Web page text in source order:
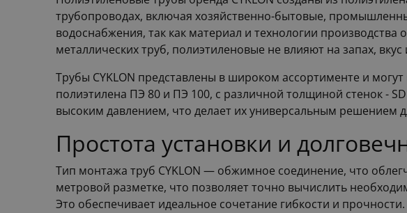
трубопроводах, включая хозяйственно-бытовые,
водоснабжения, так как материал и технологии
металлических труб, полиэтиленовые не влияют на запах, вкус
Трубы CYKLON представлены в широком ассортименте и
полиэтилена ПЭ 80 и ПЭ 100, с различной толщиной стенок -
высоким давлением, что делает их универсальным решением
Простота установки и
Тип монтажа труб CYKLON — обжимное соединение, что
метровой разметке, что позволяет точно вычислить
Это обеспечивает идеальное сочетание гибкости и прочности.